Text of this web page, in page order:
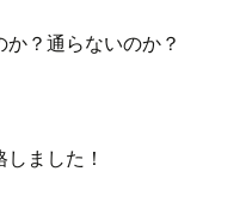
？通らないのか？
ました！